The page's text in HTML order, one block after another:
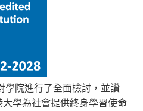
學院進行了全面檢討，並讚
學為社會提供終身學習使命